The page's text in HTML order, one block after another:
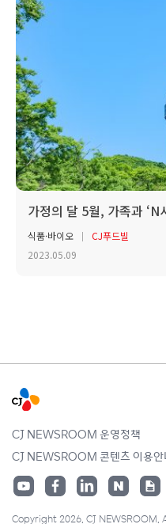
가정의 달 5월, 가족과 ‘N
식품·바이오
CJ푸드빌
2023.05.09
CJ NEWSROOM 운영정책
CJ NEWSROOM 콘텐츠 이용안
Copyright 2026. CJ NEWSROOM.